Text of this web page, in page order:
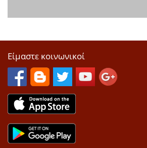
Είμαστε κοινωνικοί